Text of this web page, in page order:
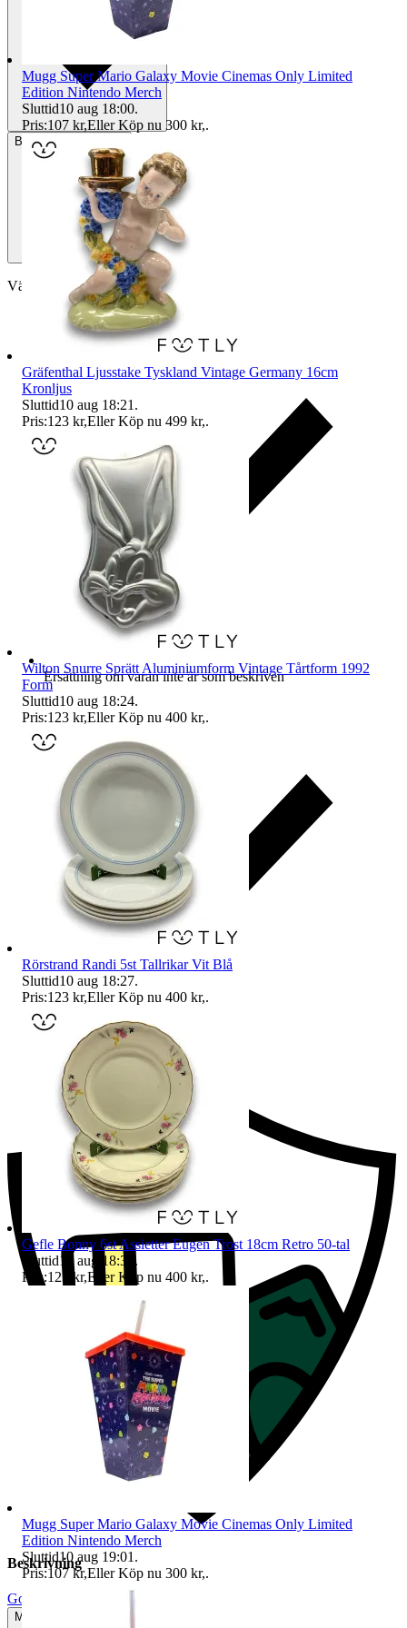
Betalning
Välj till köparskydd
Ersättning om varan inte är som beskriven
Ersättning om du inte får din vara
Beskrivning
Gott använt skick
Mindre tecken på användning
Mugg Super Mario Galaxy Movie Cinemas Only Limited
Edition Nintendo Merch
Sluttid10 aug 18:00.
Pris:107 kr,Eller Köp nu 300 kr,.
Gräfenthal Ljusstake Tyskland Vintage Germany 16cm
Kronljus
Sluttid10 aug 18:21 .
Pris:123 kr,Eller Köp nu 499 kr,.
Wilton Snurre Sprätt Aluminiumform Vintage Tårtform 1992
Form
Sluttid10 aug 18:24.
Pris:123 kr,Eller Köp nu 400 kr,.
Rörstrand Randi 5st Tallrikar Vit Blå
Sluttid10 aug 18:27.
Pris:123 kr,Eller Köp nu 400 kr,.
Gefle Bonny 6st Assietter Eugen Trost 18cm Retro 50-tal
Sluttid10 aug 18:30 .
Pris:123 kr,Eller Köp nu 400 kr,.
Mugg Super Mario Galaxy Movie Cinemas Only Limited
Edition Nintendo Merch
Sluttid10 aug 19:01 .
Pris:107 kr,Eller Köp nu 300 kr,.